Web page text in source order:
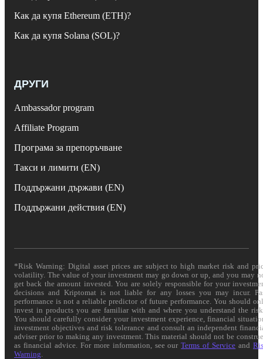
Как да купя Ethereum (ETH)?
Как да купя Solana (SOL)?
ДРУГИ
Ambassador program
Affiliate Program
Програма за препоръчване
Такси и лимити (EN)
Поддържани държави (EN)
Поддържани действия (EN)
*Risk Warning: Digital asset prices are subject to high market risk and
volatility. The value of your investment may go down or up, and you may
get back the amount invested. You are solely responsible for your
decisions and Kriptomat is not liable for any losses you may incur.
performance is not a reliable predictor of future performance. You should
invest in products you are familiar with and where you understand the
You should carefully consider your investment experience, financial
investment objectives and risk tolerance and consult an independent
adviser prior to making any investment. This material should not be
as financial advice. For more information, see ourTerms of Service and
Warning